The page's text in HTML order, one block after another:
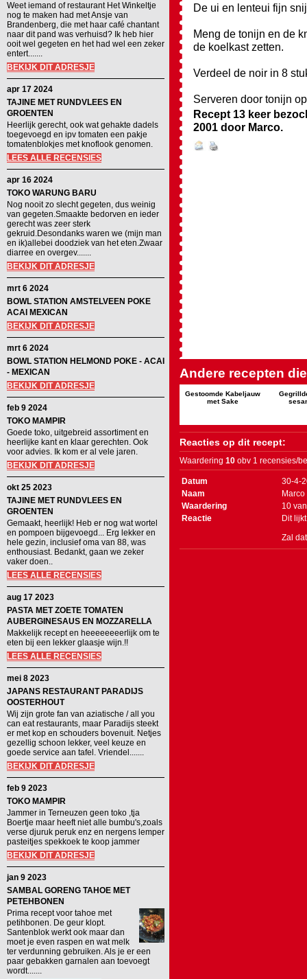
Weet iemand of restaurant Het Winkeltje
nog te maken had met Ansje van
Brandenberg, die met haar café chantant
naar dit pand was verhuisd? Ik heb hier
ooit wel gegeten en het had wel een zeker
entert.......
BEKIJK DIT ADRESJE
apr 17 2024
TAJINE MET RUNDVLEES EN
GROENTEN
Heerlijk gerecht, ook wat gehakte dadels
toegevoegd en ipv tomaten een pakje
tomatenblokjes met knoflook genomen.
LEES ALLE RECENSIES
apr 16 2024
TOKO WARUNG BARU
Nog nooit zo slecht gegeten, dus weinig
van gegeten.Smaakte bedorven en ieder
gerecht was zeer sterk
gekruid.Desondanks waren we (mijn man
en ik)allebei doodziek van het eten.Zwaar
diarree en overgev.......
BEKIJK DIT ADRESJE
mrt 6 2024
BOWL STATION AMSTELVEEN POKE
ACAI MEXICAN
BEKIJK DIT ADRESJE
mrt 6 2024
BOWL STATION HELMOND POKE - ACAI
- MEXICAN
BEKIJK DIT ADRESJE
feb 9 2024
TOKO MAMPIR
Goede toko, uitgebreid assortiment en
heerlijke kant en klaar gerechten. Ook
voor advies. Ik kom er al vele jaren.
BEKIJK DIT ADRESJE
okt 25 2023
TAJINE MET RUNDVLEES EN
GROENTEN
Gemaakt, heerlijk! Heb er nog wat wortel
en pompoen bijgevoegd... Erg lekker en
hele gezin, inclusief oma van 88, was
enthousiast. Bedankt, gaan we zeker
vaker doen..
LEES ALLE RECENSIES
aug 17 2023
PASTA MET ZOETE TOMATEN
AUBERGINESAUS EN MOZZARELLA
Makkelijk recept en heeeeeeeerlijk om te
eten bij een lekker glaasje wijn.!!
LEES ALLE RECENSIES
mei 8 2023
JAPANS RESTAURANT PARADIJS
OOSTERHOUT
Wij zijn grote fan van aziatische / all you
can eat restaurants, maar Paradijs steekt
er met kop en schouders bovenuit. Netjes
gezellig schoon lekker, veel keuze en
goede service aan tafel. Vriendel.......
BEKIJK DIT ADRESJE
feb 9 2023
TOKO MAMPIR
Jammer in Terneuzen geen toko ,tja
Boertje maar heeft niet alle bumbu's,zoals
verse djuruk peruk enz en nergens lemper
pasteitjes spekkoek te koop jammer
BEKIJK DIT ADRESJE
jan 9 2023
SAMBAL GORENG TAHOE MET
PETEHBONEN
Prima recept voor tahoe met
petihbonen. De geur klopt.
Santenblok werkt ook maar dan
moet je even raspen en wat melk
ter verdunning gebruiken. Als je er een
paar gebakken garnalen aan toevoegt
wordt.......
De ui en lenteui fijn
Meng de tonijn en de
de koelkast zetten.
Verdeel de noir in 8
Serveren door tonijn
Recept 13 keer
2001 door Marco.
Andere recepten
Gestoomde Kabeljauw
met Sake
Reacties op dit recept:
Waardering 10 obv 1 recensies/
Datum
30-4-
Naam
Marco
Waardering
10
Reactie
Dit
Zal